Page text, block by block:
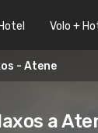
Hotel Volo +
- Atene
a